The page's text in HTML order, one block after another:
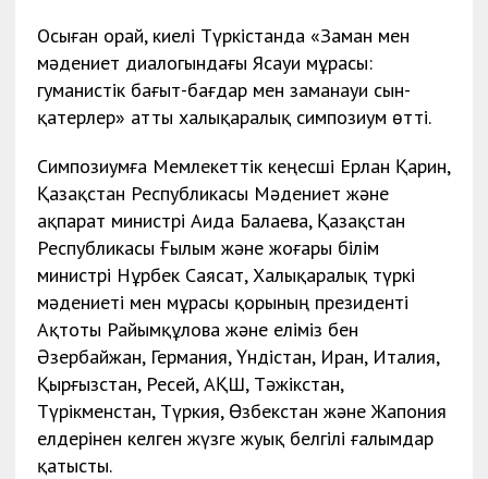
Осыған орай, киелі Түркістанда «Заман мен
мәдениет диалогындағы Ясауи мұрасы:
гуманистік бағыт-бағдар мен заманауи сын-
қатерлер» атты халықаралық симпозиум өтті.
Симпозиумға Мемлекеттік кеңесші Ерлан Қарин,
Қазақстан Республикасы Мәдениет және
ақпарат министрі Аида Балаева, Қазақстан
Республикасы Ғылым және жоғары білім
министрі Нұрбек Саясат, Халықаралық түркі
мәдениеті мен мұрасы қорының президенті
Ақтоты Райымқұлова және еліміз бен
Әзербайжан, Германия, Үндістан, Иран, Италия,
Қырғызстан, Ресей, АҚШ, Тәжікстан,
Түрікменстан, Түркия, Өзбекстан және Жапония
елдерінен келген жүзге жуық белгілі ғалымдар
қатысты.